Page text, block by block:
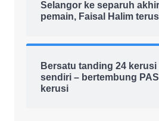
Selangor ke separuh
pemain, Faisal Halim
Bersatu tanding 24
sendiri – bertembung
kerusi